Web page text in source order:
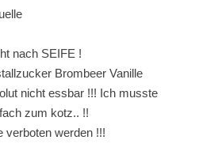
nach SEIFE !
Brombeer Vanille
nicht essbar !!! Ich musste
zum kotz.. !!
werden !!!